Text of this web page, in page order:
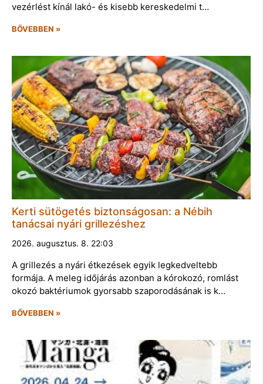
vezérlést kínál lakó- és kisebb kereskedelmi t…
BŐVEBBEN »
Kerti sütögetés biztonságosan: a Nébih
tanácsai nyári grillezéshez
2026. augusztus. 8. 22:03
A grillezés a nyári étkezések egyik legkedveltebb
formája. A meleg időjárás azonban a kórokozó, romlást
okozó baktériumok gyorsabb szaporodásának is k…
BŐVEBBEN »